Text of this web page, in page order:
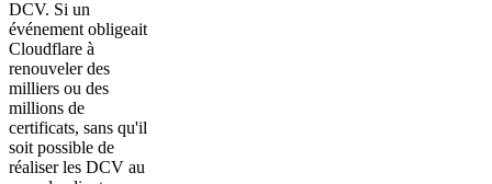
DCV. Si un
événement obligeait
Cloudflare à
renouveler des
milliers ou des
millions de
certificats, sans qu'il
soit possible de
réaliser les DCV au